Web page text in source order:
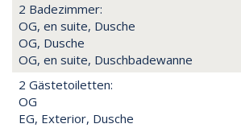
2 Badezimmer:
OG, en suite, Dusche
OG, Dusche
OG, en suite, Duschbadewanne
2 Gästetoiletten:
OG
EG, Exterior, Dusche